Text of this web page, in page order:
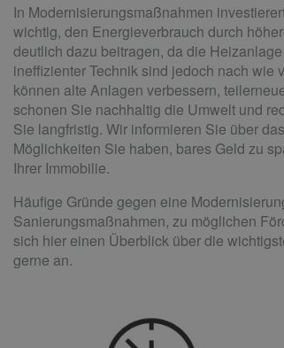
In Modernisierungs­maßnahmen
wichtig, den Energie­verbrauch durch
deutlich dazu beitragen, da die
ineffizienter Technik sind jedoch nach
können alte Anlagen verbessern,
schonen Sie nachhaltig die Umwelt und
Sie langfristig. Wir informieren Sie über
Möglichkeiten Sie haben, bares Geld zu
Ihrer Immobilie.
Häufige Gründe gegen eine
Sanierungsmaßnahmen, zu möglichen
sich hier einen Überblick über die
gerne an.